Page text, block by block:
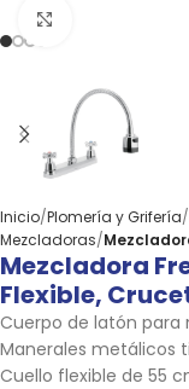
Inicio Plomería y Grifería
Mezcladoras
Mezcladora
Flexible,
Cuerpo de latón para
Manerales metálicos
Cuello flexible de 55